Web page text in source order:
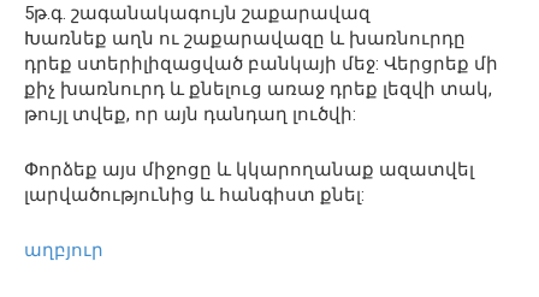
5թ.գ. շագանակագույն շաքարավազ
Խառնեք աղն ու շաքարավազը և խառնուրդը
դրեք ստերիլիզացված բանկայի մեջ: Վերցրեք մի
քիչ խառնուրդ և քնելուց առաջ դրեք լեզվի տակ,
թույլ տվեք, որ այն դանդաղ լուծվի:
Փորձեք այս միջոցը և կկարողանաք ազատվել
լարվածությունից և հանգիստ քնել:
աղբյուր